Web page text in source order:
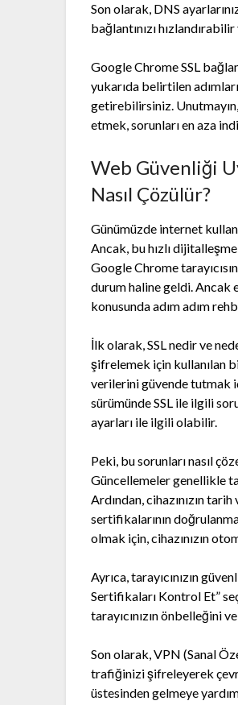
Son olarak, DNS
bağlantınızı
Google Chrome SSL
yukarıda belirtilen
getirebilirsiniz.
etmek, sorunları en aza
Web Güvenliği
Nasıl Çözülür?
Günümüzde internet
Ancak, bu hızlı
Google Chrome
durum haline geldi. Ancak
konusunda adım adım
İlk olarak, SSL nedir ve
şifrelemek için kullanılan
verilerini güvende tutmak
sürümünde SSL ile ilgili
ayarları ile ilgili olabilir.
Peki, bu sorunları nasıl
Güncellemeler genellikle
Ardından, cihazınızın
sertifikalarının
olmak için, cihazınızın
Ayrıca, tarayıcınızın
Sertifikaları Kontrol Et”
tarayıcınızın önbelleğini
Son olarak, VPN (Sanal
trafiğinizi şifreleyerek
üstesinden gelmeye